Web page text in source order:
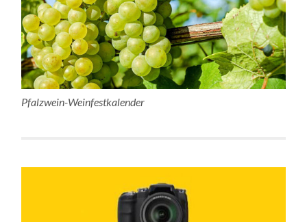
Pfalzwein-Weinfestkalender